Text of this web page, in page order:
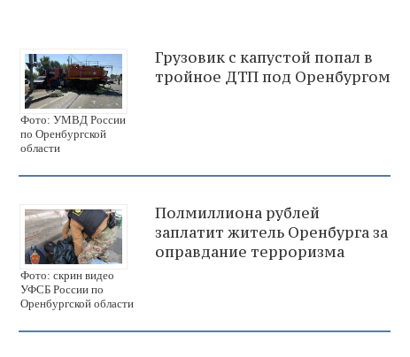
Фото: УМВД России
по Оренбургской
области
Грузовик с капустой попал в
тройное ДТП под Оренбургом
Фото: скрин видео
УФСБ России по
Оренбургской области
Полмиллиона рублей
заплатит житель Оренбурга за
оправдание терроризма